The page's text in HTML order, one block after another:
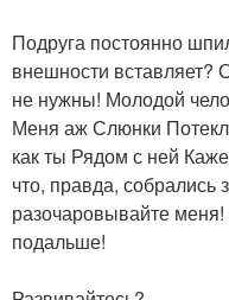
Подруга постоянно
внешности вставляет?
не нужны! Молодой
Меня аж Слюнки
как ты Рядом с ней
что, правда, собрались
разочаровывайте меня!
подальше!